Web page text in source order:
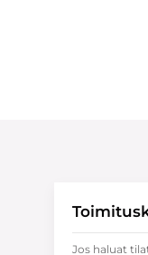
Jos haluat